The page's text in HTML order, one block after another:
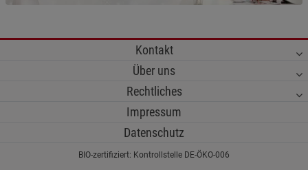
Kontakt
Über uns
Rechtliches
Impressum
Datenschutz
BIO-zertifiziert: Kontrollstelle DE-ÖKO-006
Statistik Cookies (2)
Marketing Cookies (3)